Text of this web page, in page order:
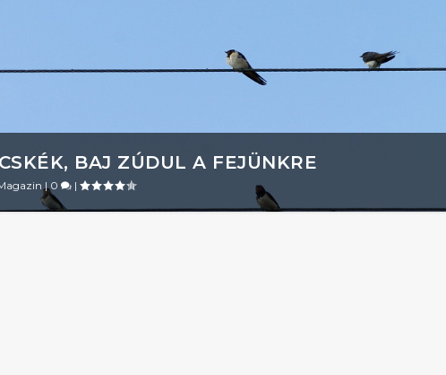
BAJ ZÚDUL A FEJÜNKRE
| 0 |